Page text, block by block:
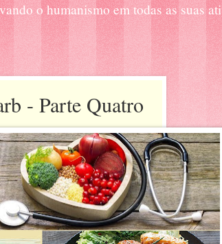
o humanismo em todas as suas
- Parte Quatro